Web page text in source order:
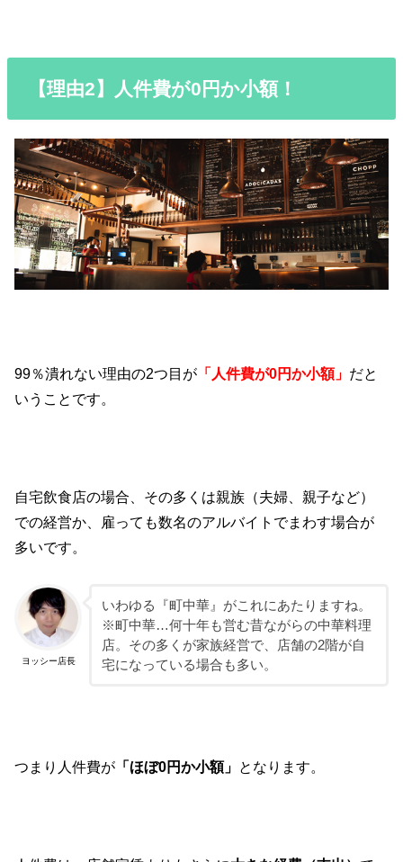
【理由2】人件費が0円か小額！
99％潰れない理由の2つ目が 「人件費が0円か小額」 だと
いうことです。
自宅飲食店の場合、その多くは親族（夫婦、親子など）
での経営か、雇っても数名のアルバイトでまわす場合が
多いです。
ヨッシー店長
いわゆる『町中華』がこれにあたりますね。
※町中華…何十年も営む昔ながらの中華料理
店。その多くが家族経営で、店舗の2階が自
宅になっている場合も多い。
つまり人件費が 「ほぼ0円か小額」 となります。